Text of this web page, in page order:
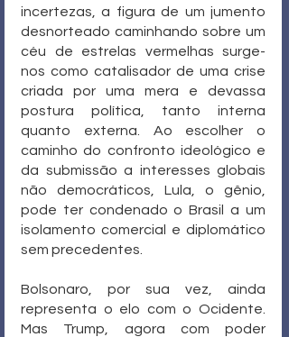
incertezas, a figura de um jumento
desnorteado caminhando sobre um
céu de estrelas vermelhas surge-
nos como catalisador de uma crise
criada por uma mera e devassa
postura política, tanto interna
quanto externa. Ao escolher o
caminho do confronto ideológico e
da submissão a interesses globais
não democráticos, Lula, o gênio,
pode ter condenado o Brasil a um
isolamento comercial e diplomático
sem precedentes.
Bolsonaro, por sua vez, ainda
representa o elo com o Ocidente.
Mas Trump, agora com poder